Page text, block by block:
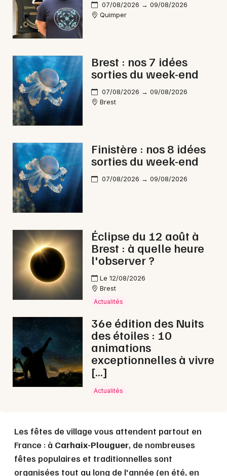
Fêtes en Bretagne
Newsletter des sorties
Artistes en tournée
Actus à Carhaix-Plouguer
Magazine à Carhaix-Plouguer
29 - Finistère
Choisir mes départements
Je m'abonne
07/08/2026 → 09/08/2026
Quimper
Brest : nos 7 idées
sorties du week-end
07/08/2026 → 09/08/2026
Brest
Finistère : nos 8 idées
sorties du week-end
07/08/2026 → 09/08/2026
Éclipse du 12 août à
Brest : à quelle heure
l'observer ?
Le 12/08/2026
Brest
Actualités
36e édition des Nuits
des étoiles : 10
animations
exceptionnelles à vivre
[…]
Actualités
Les fêtes de village vous attendent partout en
France : à Carhaix-Plouguer, de nombreuses
fêtes populaires et traditionnelles sont
organisées tout au long de l'année (en été, en